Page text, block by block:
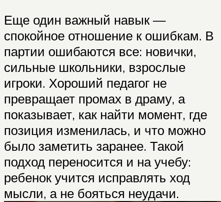
Еще один важный навык —
спокойное отношение к ошибкам. В
партии ошибаются все: новички,
сильные школьники, взрослые
игроки. Хороший педагог не
превращает промах в драму, а
показывает, как найти момент, где
позиция изменилась, и что можно
было заметить заранее. Такой
подход переносится и на учебу:
ребенок учится исправлять ход
мысли, а не бояться неудачи.